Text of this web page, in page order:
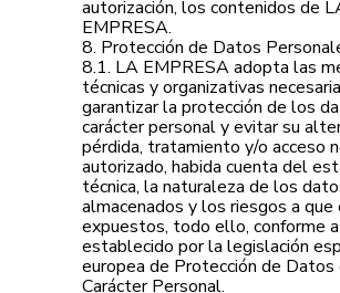
autorización, los contenidos de
EMPRESA.
8. Protección de Datos
8.1. LA EMPRESA adopta las
técnicas y organizativas
garantizar la protección de los
carácter personal y evitar su
pérdida, tratamiento y/o acceso
autorizado, habida cuenta del
técnica, la naturaleza de los
almacenados y los riesgos a que
expuestos, todo ello, conforme
establecido por la legislación
europea de Protección de Datos
Carácter Personal.